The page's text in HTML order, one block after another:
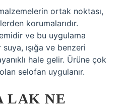
ortak noktası,
korumalarıdır.
ve bu uygulama
ışığa ve benzeri
hale gelir. Ürüne çok
selofan uygulanır.
LAK NE